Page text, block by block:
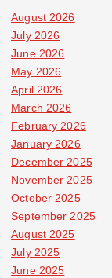
August 2026
July 2026
June 2026
May 2026
April 2026
March 2026
February 2026
January 2026
December 2025
November 2025
October 2025
September 2025
August 2025
July 2025
June 2025